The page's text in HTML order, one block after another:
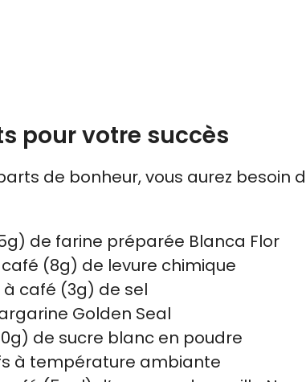
pour votre succès
de bonheur, vous aurez besoin
de farine préparée Blanca Flor
café (8g) de levure chimique
à café (3g) de sel
Golden Seal
de sucre blanc en poudre
à température ambiante